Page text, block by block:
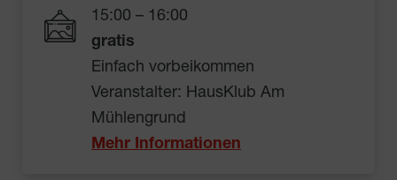
15:00 – 16:00
gratis
Einfach vorbeikommen
Veranstalter: HausKlub Am
Mühlengrund
Mehr Informationen